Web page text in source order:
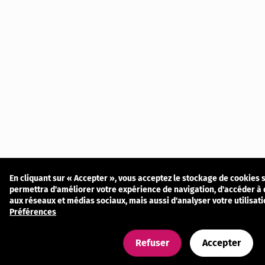
En cliquant sur « Accepter », vous acceptez le stockage de cookies
permettra d'améliorer votre expérience de navigation, d'accéder
aux réseaux et médias sociaux, mais aussi d'analyser votre
Préférences
Refuser Accepter